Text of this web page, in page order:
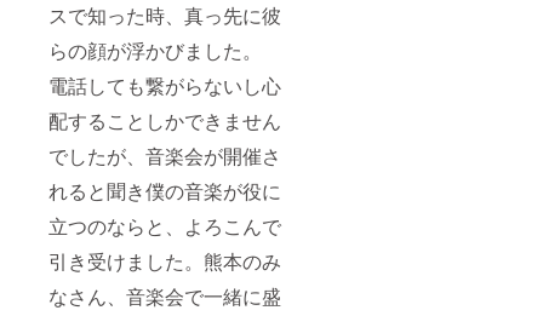
スで知った時、真っ先に彼
らの顔が浮かびました。
電話しても繋がらないし心
配することしかできません
でしたが、音楽会が開催さ
れると聞き僕の音楽が役に
立つのならと、よろこんで
引き受けました。熊本のみ
なさん、音楽会で一緒に盛